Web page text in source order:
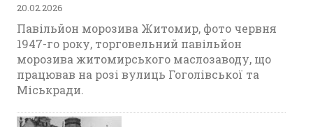
20.02.2026
Павільйон морозива Житомир, фото червня
1947-го року, торговельний павільйон
морозива житомирського маслозаводу, що
працював на розі вулиць Гоголівської та
Міськради.